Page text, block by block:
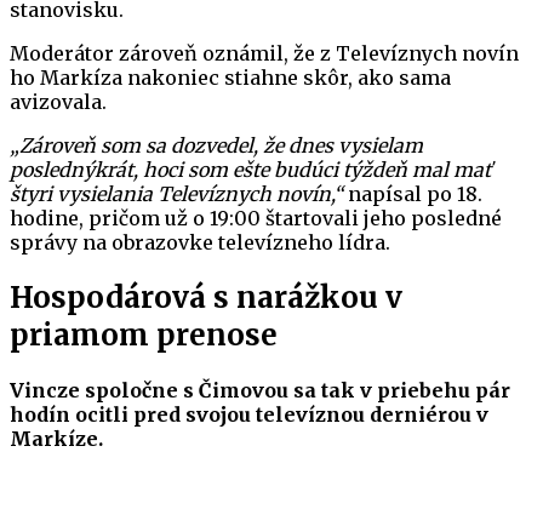
stanovisku.
Moderátor zároveň oznámil, že z Televíznych novín
ho Markíza nakoniec stiahne skôr, ako sama
avizovala.
„Zároveň som sa dozvedel, že dnes vysielam
poslednýkrát, hoci som ešte budúci týždeň mal mať
štyri vysielania Televíznych novín,“napísal po 18.
hodine, pričom už o 19:00 štartovali jeho posledné
správy na obrazovke televízneho lídra.
Hospodárová s narážkou v
priamom prenose
Vincze spoločne s Čimovou sa tak v priebehu pár
hodín ocitli pred svojou televíznou derniérou v
Markíze.